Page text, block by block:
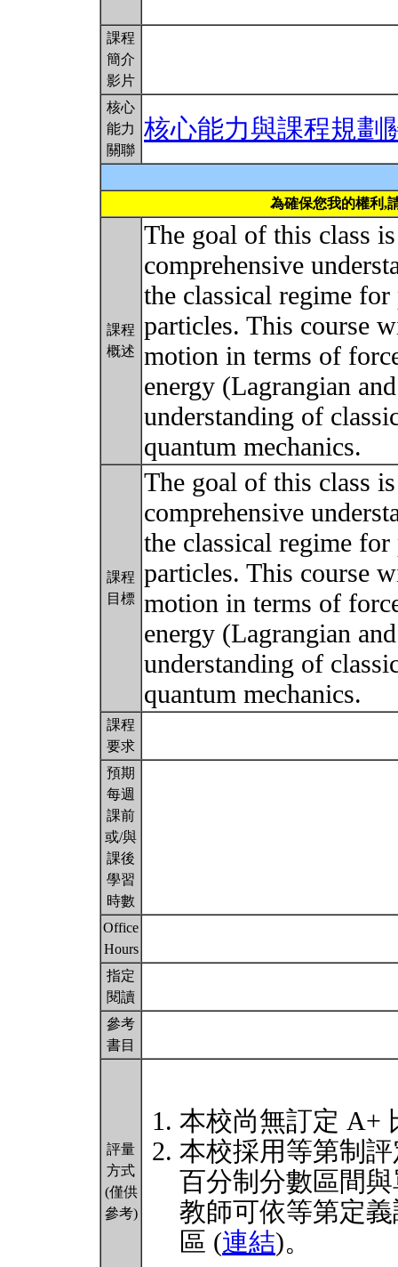
課程
簡介
影片
核心
能力
關聯
核心能力與課程規劃
為確保您我的權利,
課程
概述
The goal of this class
comprehensive
the classical regime
particles. This course
motion in terms of
energy (Lagrangian
understanding of
quantum mechanics.
課程
目標
The goal of this class
comprehensive
the classical regime
particles. This course
motion in terms of
energy (Lagrangian
understanding of
quantum mechanics.
課程
要求
預期
每週
課前
或/與
課後
學習
時數
Office
Hours
指定
閱讀
參考
書目
評量
方式
(僅供
參考)
本校尚無訂定 A+
本校採用等第制
百分制分數區間
教師可依等第定
區 (連結)。